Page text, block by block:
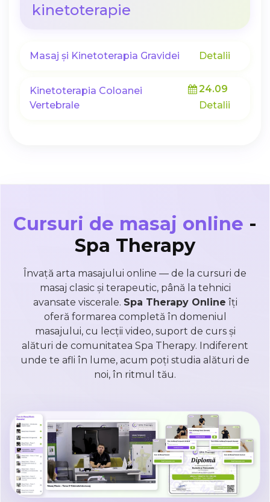
kinetoterapie
Masaj și Kinetoterapia Gravidei Detalii
Kinetoterapia Coloanei
Vertebrale
24.09
Detalii
Cursuri de masaj online -
Spa Therapy
Învață arta masajului online — de la cursuri de
masaj clasic și terapeutic, până la tehnici
avansate viscerale. Spa Therapy Online îți
oferă formarea completă în domeniul
masajului, cu lecții video, suport de curs și
alături de comunitatea Spa Therapy. Indiferent
unde te afli în lume, acum poți studia alături de
noi, în ritmul tău.